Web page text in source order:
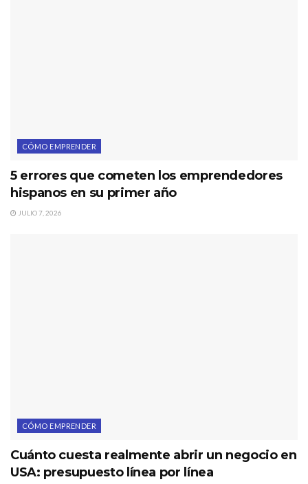
CÓMO EMPRENDER
5 errores que cometen los emprendedores
hispanos en su primer año
JULIO 7, 2026
CÓMO EMPRENDER
Cuánto cuesta realmente abrir un negocio en
USA: presupuesto línea por línea